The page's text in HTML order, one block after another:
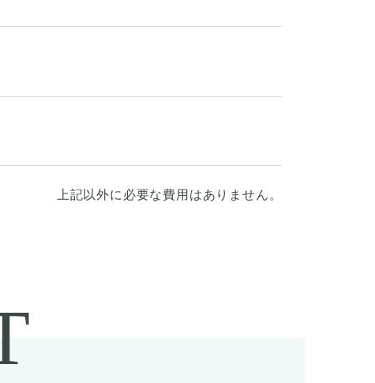
上記以外に必要な費用はありません。